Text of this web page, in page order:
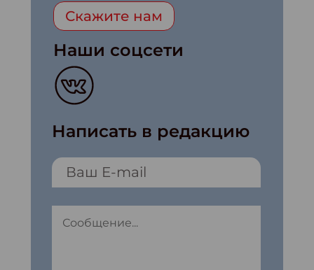
Скажите нам
Наши соцсети
Написать в редакцию